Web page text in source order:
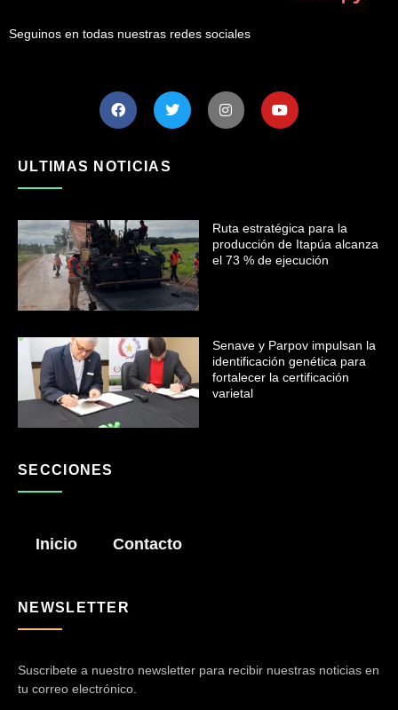
Seguinos en todas nuestras redes sociales
ULTIMAS NOTICIAS
Ruta estratégica para la
producción de Itapúa alcanza
el 73 % de ejecución
Senave y Parpov impulsan la
identificación genética para
fortalecer la certificación
varietal
SECCIONES
Inicio Contacto
NEWSLETTER
Suscribete a nuestro newsletter para recibir nuestras noticias en
tu correo electrónico.